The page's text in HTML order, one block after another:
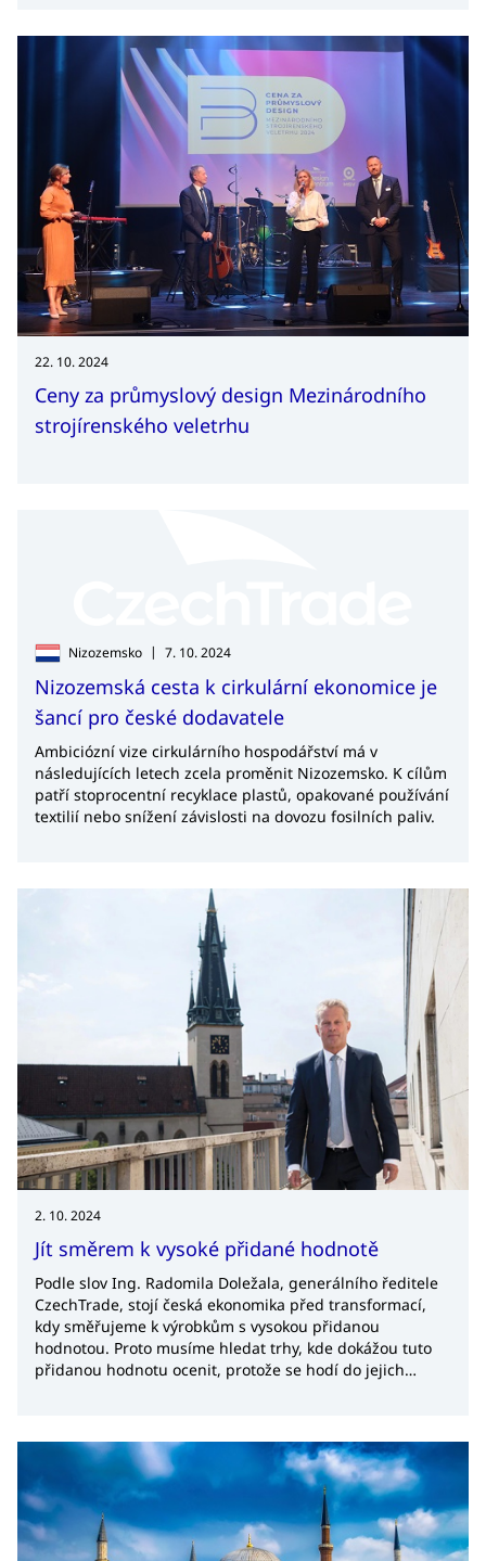
22. 10. 2024
Ceny za průmyslový design Mezinárodního
strojírenského veletrhu
Nizozemsko | 7. 10. 2024
Nizozemská cesta k cirkulární ekonomice je
šancí pro české dodavatele
Ambiciózní vize cirkulárního hospodářství má v
následujících letech zcela proměnit Nizozemsko. K cílům
patří stoprocentní recyklace plastů, opakované používání
textilií nebo snížení závislosti na dovozu fosilních paliv.
2. 10. 2024
Jít směrem k vysoké přidané hodnotě
Podle slov Ing. Radomila Doležala, generálního ředitele
CzechTrade, stojí česká ekonomika před transformací,
kdy směřujeme k výrobkům s vysokou přidanou
hodnotou. Proto musíme hledat trhy, kde dokážou tuto
přidanou hodnotu ocenit, protože se hodí do jejich